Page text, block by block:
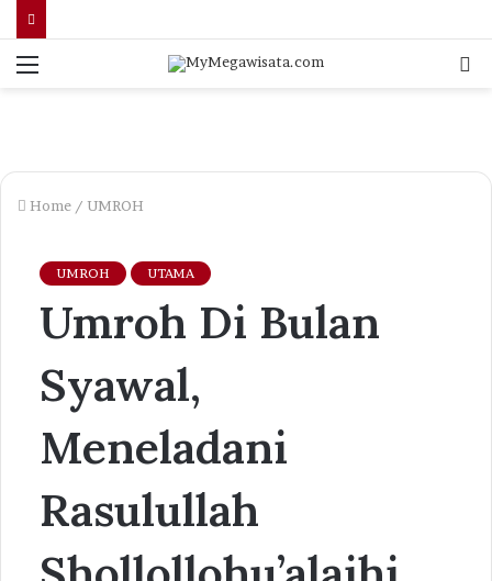
Menu
Home / UMROH
UMROH UTAMA
Umroh Di Bulan
Syawal,
Meneladani
Rasulullah